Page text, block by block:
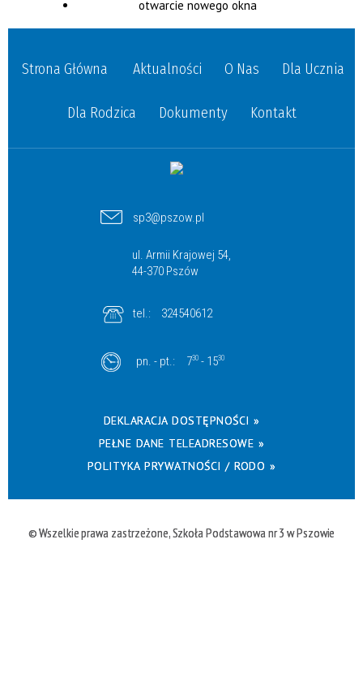
Strona Główna Aktualności O Nas Dla Ucznia
Dla Rodzica Dokumenty Kontakt
sp3@pszow.pl
ul. Armii Krajowej 54,
44-370 Pszów
tel.: 324540612
pn. - pt.: 730 - 1530
DEKLARACJA DOSTĘPNOŚCI »
PEŁNE DANE TELEADRESOWE »
POLITYKA PRYWATNOŚCI / RODO »
© Wszelkie prawa zastrzeżone, Szkoła Podstawowa nr 3 w Pszowie